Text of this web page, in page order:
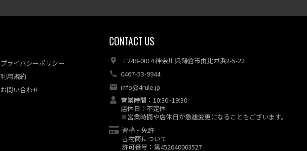
プライバシーポリシー
利用規約
お問い合わせ
CONTACT US
〒248-0014 神奈川県鎌倉市由比ガ浜2-5-22
0467-53-9944
info@4rule.jp
営業時間：10:30~19:30
店休日：不定休
※営業時間や店休日が急遽変更になることもございます。
資格・免許
古物商について
許可番号：第452640003527